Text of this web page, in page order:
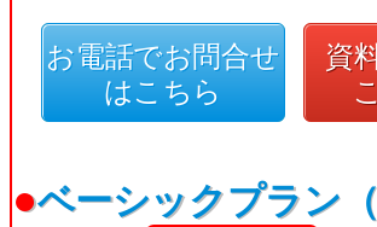
お電話でお問合せ
はこちら
資
●ベーシックプラン